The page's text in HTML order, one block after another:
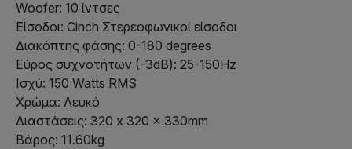
Woofer: 10 ίντσες
Είσοδοι: Cinch Στερεοφωνικοί είσοδοι
Διακόπτης φάσης: 0-180 degrees
Εύρος συχνοτήτων (-3dB): 25-150Hz
Ισχύ: 150 Watts RMS
Χρώμα: Λευκό
Διαστάσεις: 320 x 320 x 330mm
Βάρος: 11.60kg